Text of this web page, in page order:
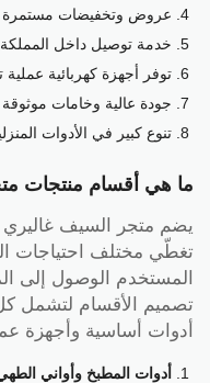
عروض وتخفيضات مستمرة
خدمة توصيل داخل
توفر أجهزة كهربائية
جودة عالية وخامات
تنوع كبير في الأدوات
ما هي أقسام منتجات
يضم متجر السيف غاليري
تغطّي مختلف احتياجات
المستخدم الوصول إلى
تصميم الأقسام لتشمل
أدوات أساسية وأجهزة
أدوات المطبخ وأواني